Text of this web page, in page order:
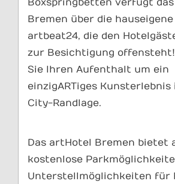
Boxspringbetten verfügt
Bremen über die
artbeat24, die den
zur Besichtigung
Sie Ihren Aufenthalt um ein
einzigARTiges
City-Randlage.
Das artHotel Bremen bietet
kostenlose
Unterstellmöglichkeiten für